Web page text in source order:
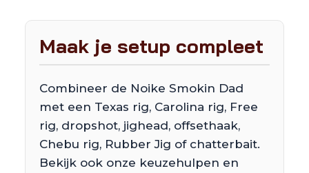
Maak je setup compleet
Combineer de Noike Smokin Dad
met een Texas rig, Carolina rig, Free
rig, dropshot, jighead, offsethaak,
Chebu rig, Rubber Jig of chatterbait.
Bekijk ook onze keuzehulpen en